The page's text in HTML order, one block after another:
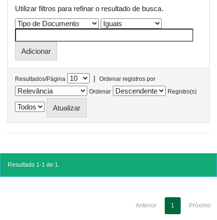
Utilizar filtros para refinar o resultado de busca.
Resultados/Página |
Ordenar registros por
Ordenar
Registro(s)
Resultado 1-1 de 1.
Anterior 1 Próximo